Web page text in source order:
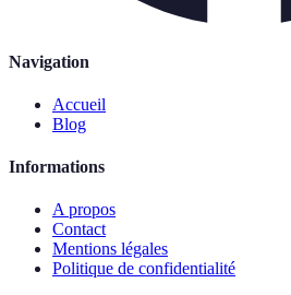
Navigation
Accueil
Blog
Informations
A propos
Contact
Mentions légales
Politique de confidentialité